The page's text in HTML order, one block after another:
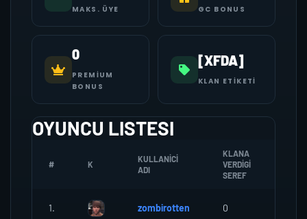
MAKS. ÜYE GC BONUS
0
PREMIUM
BONUS
[XFDA]
KLAN ETIKETI
OYUNCU LISTESI
# K
KULLANICI
ADI
KLANA
VERDIGI
SEREF
1. zombirotten 0